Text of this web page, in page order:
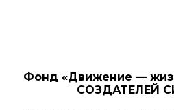
Фонд «Движение —
СОЗДАТЕЛЕЙ